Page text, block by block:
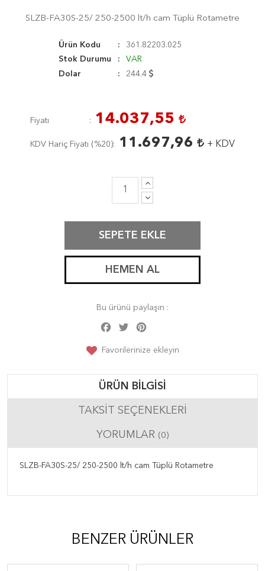
SLZB-FA30S-25/ 250-2500 lt/h cam Tüplü Rotametre
Ürün Kodu
361.82203.025
Stok Durumu
VAR
Dolar
244.4
Fiyatı 14.037,55
KDV Hariç Fiyatı ( %20 ) 11.697,96 + KDV
SEPETE EKLE
HEMEN AL
Bu ürünü paylaşın :
Facebook
Twitter
Favorilerinize ekleyin
ÜRÜN BILGISI
TAKSIT SEÇENEKLERI
YORUMLAR (0)
SLZB-FA30S-25/ 250-2500 lt/h cam Tüplü Rotametre
BENZER ÜRÜNLER